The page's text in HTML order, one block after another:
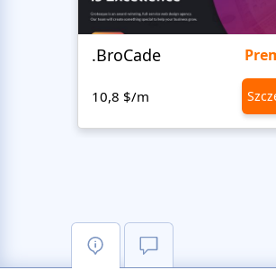
.BroCade
10,8 $/m